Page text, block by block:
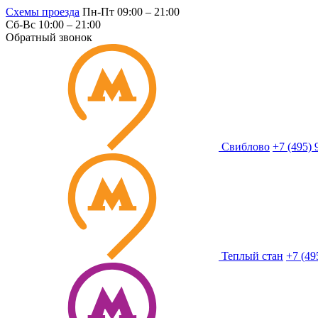
Схемы проезда Пн-Пт 09:00 – 21:00
Сб-Вс 10:00 – 21:00
Обратный звонок
Свиблово +7 (495)
Теплый стан +7